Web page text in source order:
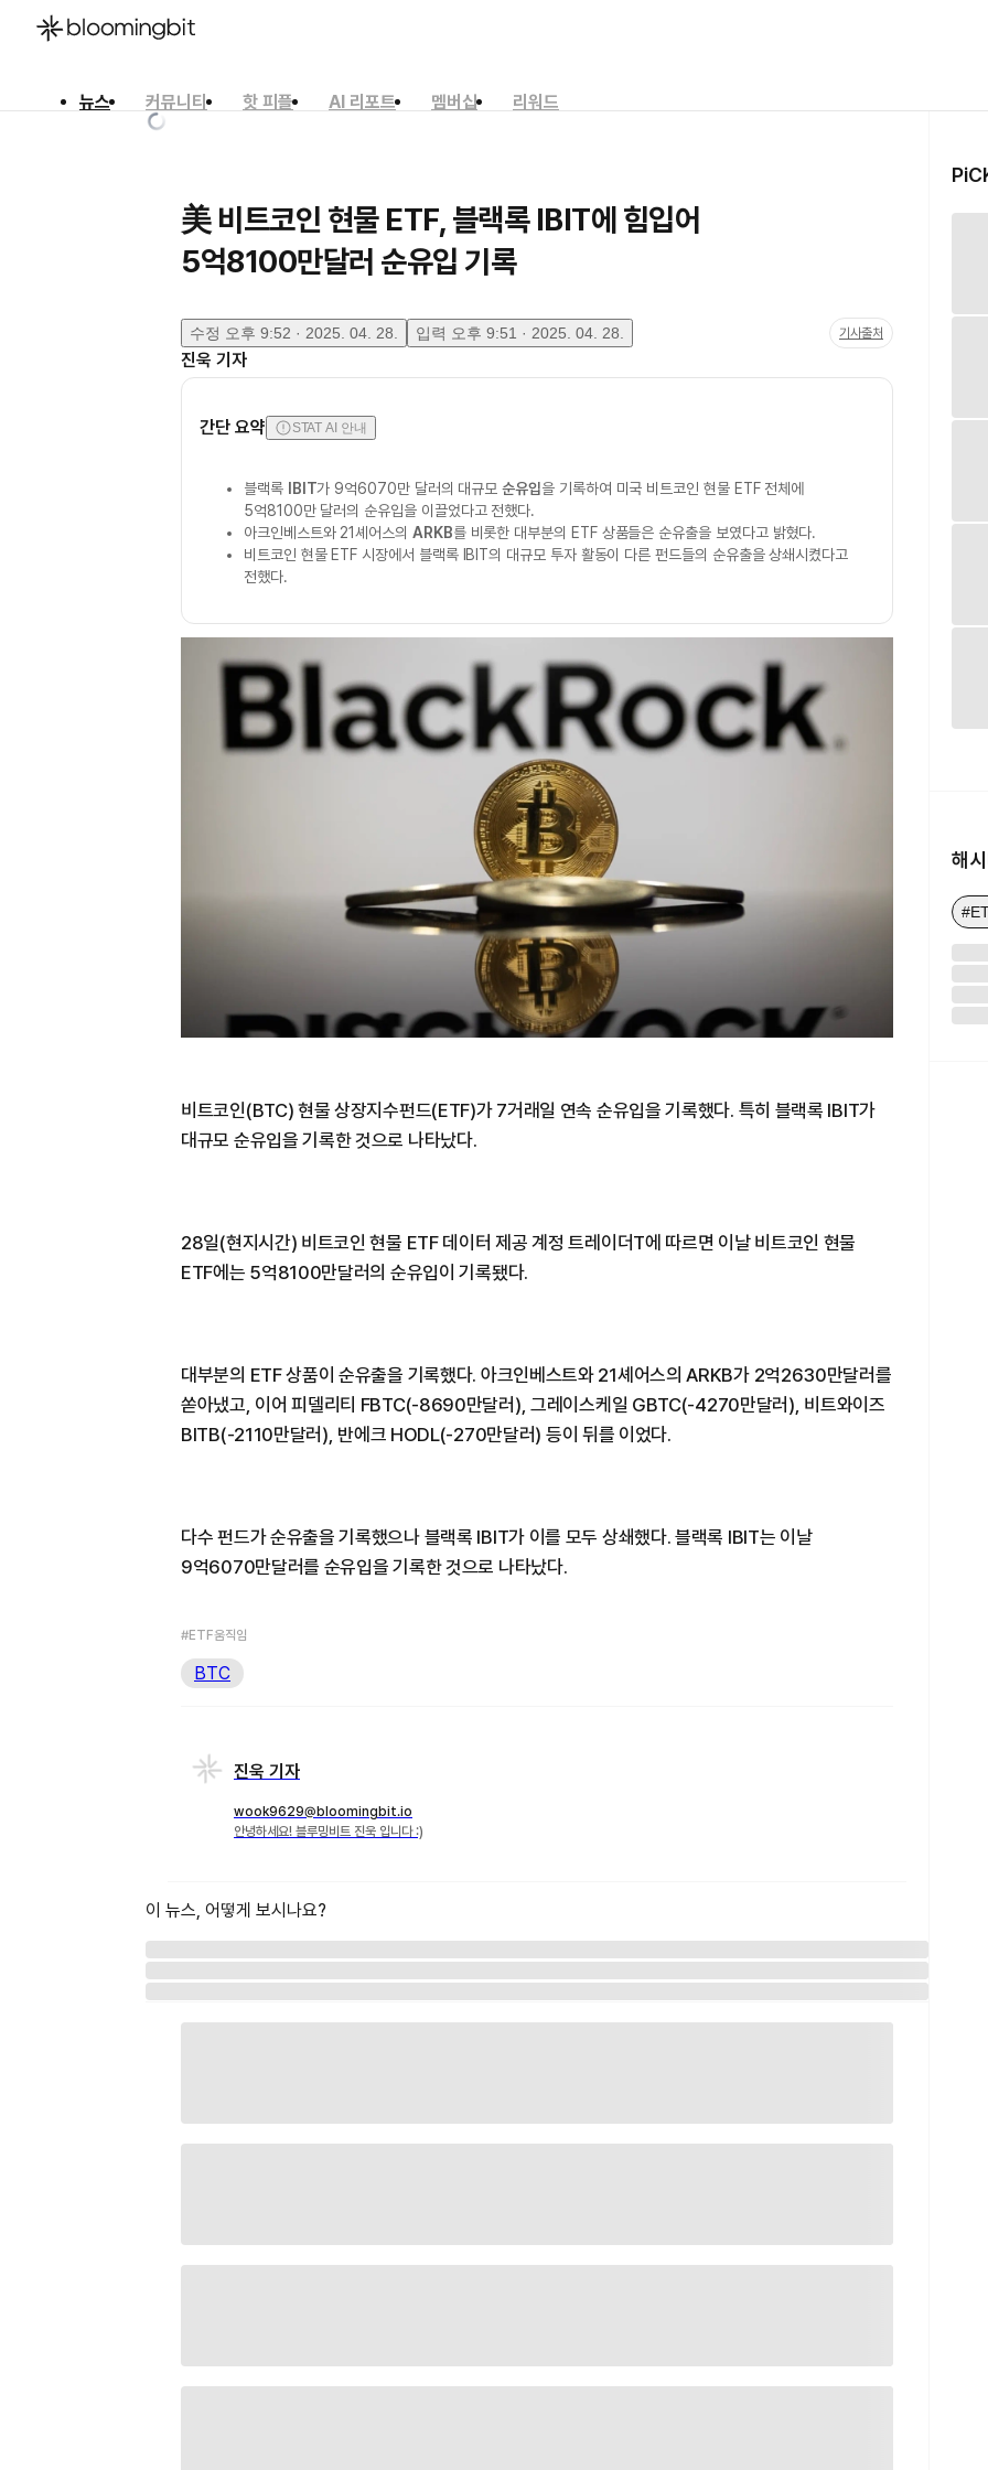
뉴스 커뮤니티 핫 피플 AI 리포트 멤버십
리워드
美 비트코인 현물 ETF, 블랙록 IBIT에 힘입어
5억8100만달러 순유입 기록
수정 오후 9:52 · 2025. 04. 28. 입력 오후 9:51 · 2025. 04. 28. 기사출처
진욱 기자
간단 요약 STAT AI 안내
블랙록 IBIT가 9억6070만 달러의 대규모순유입을 기록하여 미국 비트코인 현물 ETF 전체에
5억8100만 달러의 순유입을 이끌었다고 전했다.
아크인베스트와 21셰어스의 ARKB를 비롯한 대부분의 ETF 상품들은 순유출을 보였다고 밝혔다.
비트코인 현물 ETF 시장에서 블랙록 IBIT의 대규모 투자 활동이 다른 펀드들의 순유출을 상쇄시켰다고
전했다.
비트코인(BTC) 현물 상장지수펀드(ETF)가 7거래일 연속 순유입을 기록했다. 특히 블랙록 IBIT가
대규모 순유입을 기록한 것으로 나타났다.
28일(현지시간) 비트코인 현물 ETF 데이터 제공 계정 트레이더T에 따르면 이날 비트코인 현물
ETF에는 5억8100만달러의 순유입이 기록됐다.
대부분의 ETF 상품이 순유출을 기록했다. 아크인베스트와 21셰어스의 ARKB가 2억2630만달러를
쏟아냈고, 이어 피델리티 FBTC(-8690만달러), 그레이스케일 GBTC(-4270만달러), 비트와이즈
BITB(-2110만달러), 반에크 HODL(-270만달러) 등이 뒤를 이었다.
다수 펀드가 순유출을 기록했으나 블랙록 IBIT가 이를 모두 상쇄했다. 블랙록 IBIT는 이날
9억6070만달러를 순유입을 기록한 것으로 나타났다.
#ETF움직임
BTC
진욱 기자
wook9629@bloomingbit.io
안녕하세요! 블루밍비트 진욱 입니다 :)
이 뉴스, 어떻게 보시나요?
해